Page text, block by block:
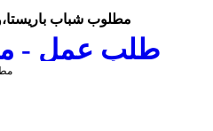
طلب عمل -
مطلوب شباب